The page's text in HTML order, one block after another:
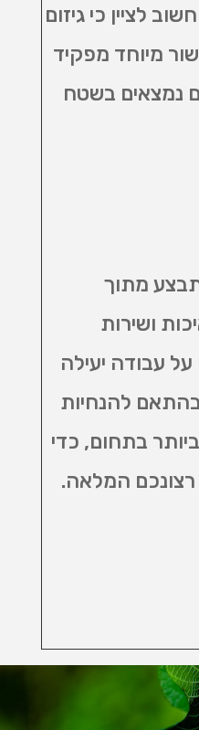
לציין כי גיזום
מיוחד מפקיד
נמצאים בשטח
מתוך
ושירות
עבודה יעילה
בהתאם להנחיות
בתחום, כדי
המלאה.